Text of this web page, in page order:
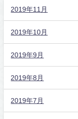
2019年11月
2019年10月
2019年9月
2019年8月
2019年7月